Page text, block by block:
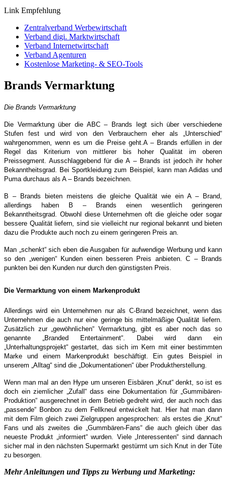
Link Empfehlung
Zentralverband Werbewirtschaft
Verband digi. Marktwirtschaft
Verband Internetwirtschaft
Verband Agenturen
Kostenlose Marketing- & SEO-Tools
Brands Vermarktung
Die Brands Vermarktung
Die Vermarktung über die ABC – Brands legt sich über verschiedene
Stufen fest und wird von den Verbrauchern eher als „Unterschied“
wahrgenommen, wenn es um die Preise geht. A – Brands erfüllen in der
Regel das Kriterium von mittlerer bis hoher Qualität im oberen
Preissegment. Ausschlaggebend für die A – Brands ist jedoch ihr hoher
Bekanntheitsgrad. Bei Sportkleidung zum Beispiel, kann man Adidas und
Puma durchaus als A – Brands bezeichnen.
B – Brands bieten meistens die gleiche Qualität wie ein A – Brand,
allerdings haben B – Brands einen wesentlich geringeren
Bekanntheitsgrad. Obwohl diese Unternehmen oft die gleiche oder sogar
bessere Qualität liefern, sind sie vielleicht nur regional bekannt und bieten
dazu die Produkte auch noch zu einem geringeren Preis an.
Man „schenkt“ sich eben die Ausgaben für aufwendige Werbung und kann
so den „wenigen“ Kunden einen besseren Preis anbieten.C – Brands
punkten bei den Kunden nur durch den günstigsten Preis.
Die Vermarktung von einem Markenprodukt
Allerdings wird ein Unternehmen nur als C-Brand bezeichnet, wenn das
Unternehmen die auch nur eine geringe bis mittelmäßige Qualität liefern.
Zusätzlich zur „gewöhnlichen“ Vermarktung, gibt es aber noch das so
genannte „Branded Entertainment“. Dabei wird dann ein
„Unterhaltungsprojekt“ gestartet, das sich im Kern mit einer bestimmten
Marke und einem Markenprodukt beschäftigt. Ein gutes Beispiel in
unserem „Alltag“ sind die „Dokumentationen“ über Produktherstellung.
Wenn man mal an den Hype um unseren Eisbären „Knut“ denkt, so ist es
doch ein ziemlicher „Zufall“ dass eine Dokumentation für „Gummibären-
Produktion“ ausgerechnet in dem Betrieb gedreht wird, der auch noch das
„passende“ Bonbon zu dem Fellkneul entwickelt hat. Hier hat man dann
mit dem Film gleich zwei Zielgruppen angesprochen: als erstes die „Knut“
Fans und als zweites die „Gummbären-Fans“ die auch gleich über das
neueste Produkt „informiert“ wurden. Viele „Interessenten“ sind dannach
sicher mal in den nächsten Supermarkt gestürmt um sich Knut in der Tüte
zu besorgen.
Mehr Anleitungen und Tipps zu Werbung und Marketing: